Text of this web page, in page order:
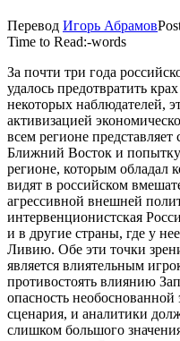
Перевод Игорь Абрамов
Time to Read:-words
За почти три года
удалось предотвратить
некоторых наблюдателей,
активизацией
всем регионе
Ближний Восток и попытку
регионе, которым обладал
видят в российском
агрессивной внешней
интервенционистская
и в другие страны, где у
Ливию. Обе эти точки
является влиятельным
противостоять влиянию
опасность
сценария, и аналитики
слишком большого